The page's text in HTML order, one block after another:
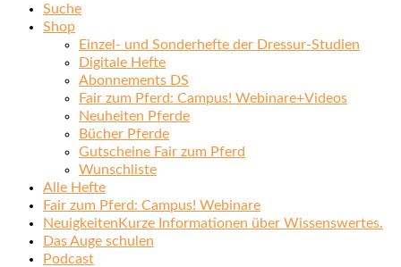
Suche
Shop
Einzel- und Sonderhefte der Dressur-Studien
Digitale Hefte
Abonnements DS
Fair zum Pferd: Campus! Webinare+Videos
Neuheiten Pferde
Bücher Pferde
Gutscheine Fair zum Pferd
Wunschliste
Alle Hefte
Fair zum Pferd: Campus! Webinare
Neuigkeiten Kurze Informationen über Wissenswertes.
Das Auge schulen
Podcast